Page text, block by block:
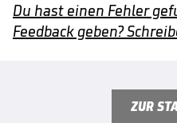
Du hast einen Fehler
Feedback geben?
ZUR